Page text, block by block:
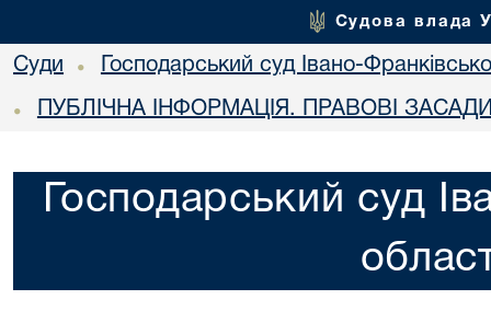
Судова влада
Суди • Господарський суд Івано-
• ПУБЛІЧНА ІНФОРМАЦІЯ. ПРАВОВІ
Господарський суд